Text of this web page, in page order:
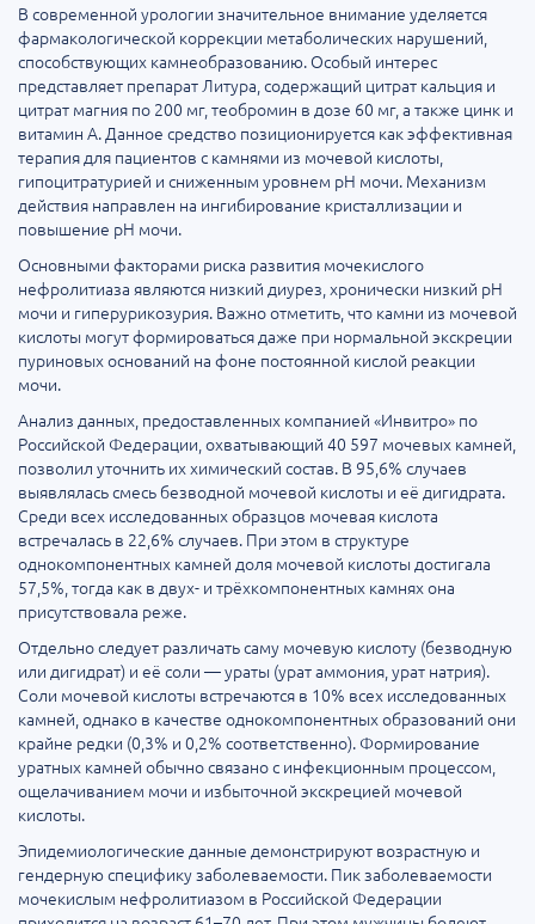
В современной урологии значительное внимание уделяется
фармакологической коррекции метаболических нарушений,
способствующих камнеобразованию. Особый интерес
представляет препарат Литура, содержащий цитрат кальция и
цитрат магния по 200 мг, теобромин в дозе 60 мг, а также цинк и
витамин А. Данное средство позиционируется как эффективная
терапия для пациентов с камнями из мочевой кислоты,
гипоцитратурией и сниженным уровнем pH мочи. Механизм
действия направлен на ингибирование кристаллизации и
повышение pH мочи.
Основными факторами риска развития мочекислого
нефролитиаза являются низкий диурез, хронически низкий pH
мочи и гиперурикозурия. Важно отметить, что камни из мочевой
кислоты могут формироваться даже при нормальной экскреции
пуриновых оснований на фоне постоянной кислой реакции
мочи.
Анализ данных, предоставленных компанией «Инвитро» по
Российской Федерации, охватывающий 40 597 мочевых камней,
позволил уточнить их химический состав. В 95,6% случаев
выявлялась смесь безводной мочевой кислоты и её дигидрата.
Среди всех исследованных образцов мочевая кислота
встречалась в 22,6% случаев. При этом в структуре
однокомпонентных камней доля мочевой кислоты достигала
57,5%, тогда как в двух- и трёхкомпонентных камнях она
присутствовала реже.
Отдельно следует различать саму мочевую кислоту (безводную
или дигидрат) и её соли — ураты (урат аммония, урат натрия).
Соли мочевой кислоты встречаются в 10% всех исследованных
камней, однако в качестве однокомпонентных образований они
крайне редки (0,3% и 0,2% соответственно). Формирование
уратных камней обычно связано с инфекционным процессом,
ощелачиванием мочи и избыточной экскрецией мочевой
кислоты.
Эпидемиологические данные демонстрируют возрастную и
гендерную специфику заболеваемости. Пик заболеваемости
мочекислым нефролитиазом в Российской Федерации